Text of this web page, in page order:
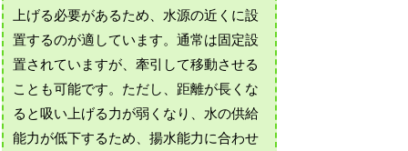
上げる必要があるため、水源の近くに設
置するのが適しています。通常は固定設
置されていますが、牽引して移動させる
ことも可能です。ただし、距離が長くな
ると吸い上げる力が弱くなり、水の供給
能力が低下するため、揚水能力に合わせ